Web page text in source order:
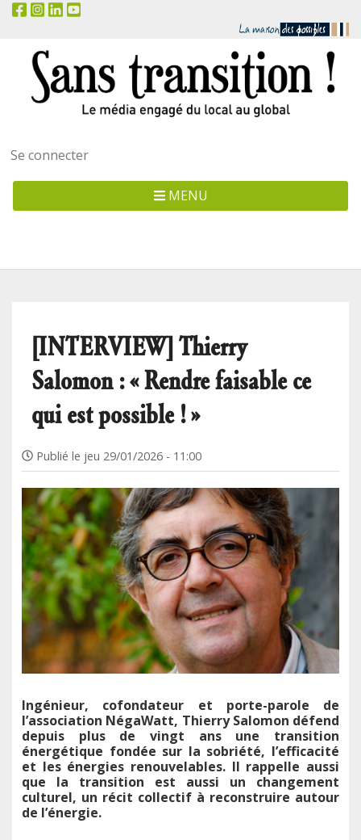
Menu
utilisateur
Se connecter
MENU
[INTERVIEW] Thierry
Salomon : « Rendre faisable ce
qui est possible ! »
Publié le jeu 29/01/2026 - 11:00
Ingénieur, cofondateur et porte-parole de
l’association NégaWatt, Thierry Salomon défend
depuis plus de vingt ans une transition
énergétique fondée sur la sobriété, l’efficacité
et les énergies renouvelables. Il rappelle aussi
que la transition est aussi un changement
culturel, un récit collectif à reconstruire autour
de l’énergie.